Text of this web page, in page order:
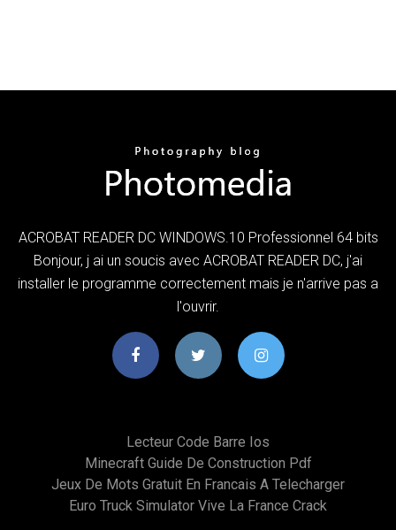
ACROBAT READER DC WINDOWS.10 Professionnel 64 bits
Bonjour, j ai un soucis avec ACROBAT READER DC, j'ai
installer le programme correctement mais je n'arrive pas a
l'ouvrir.
Lecteur Code Barre Ios
Minecraft Guide De Construction Pdf
Jeux De Mots Gratuit En Francais A Telecharger
Euro Truck Simulator Vive La France Crack